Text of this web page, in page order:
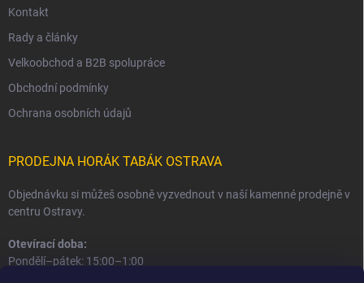
Kontakt
Rady a články
Velkoobchod a B2B spolupráce
Obchodní podmínky
Ochrana osobních údajů
PRODEJNA HORÁK TABÁK OSTRAVA
Objednávku si můžeš osobně vyzvednout v naší kamenné prodejně v
centru Ostravy.
Otevírací doba:
Pondělí–pátek: 15:00–1:00